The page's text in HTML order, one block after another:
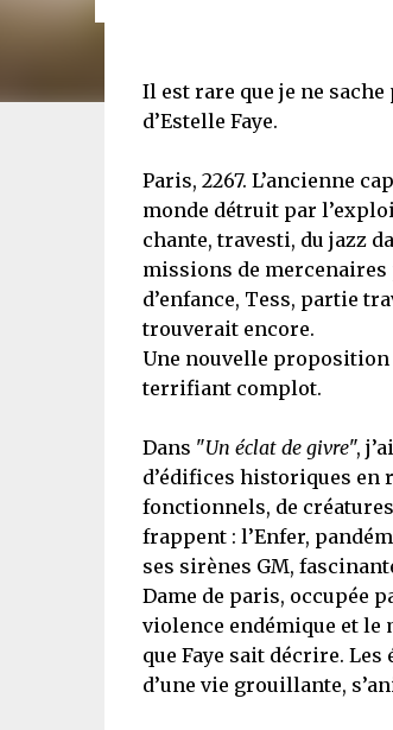
Il est rare que je ne sache
d’Estelle Faye.
Paris, 2267. L’ancienne
monde détruit par
chante, travesti, du jazz
missions de
d’enfance, Tess, partie
trouverait encore.
Une nouvelle proposition
terrifiant complot.
Dans "Un éclat de givre",
d’édifices historiques en
fonctionnels, de
frappent : l’Enfer,
ses sirènes GM,
Dame de paris, occupée
violence endémique et le
que Faye sait décrire.
d’une vie grouillante,